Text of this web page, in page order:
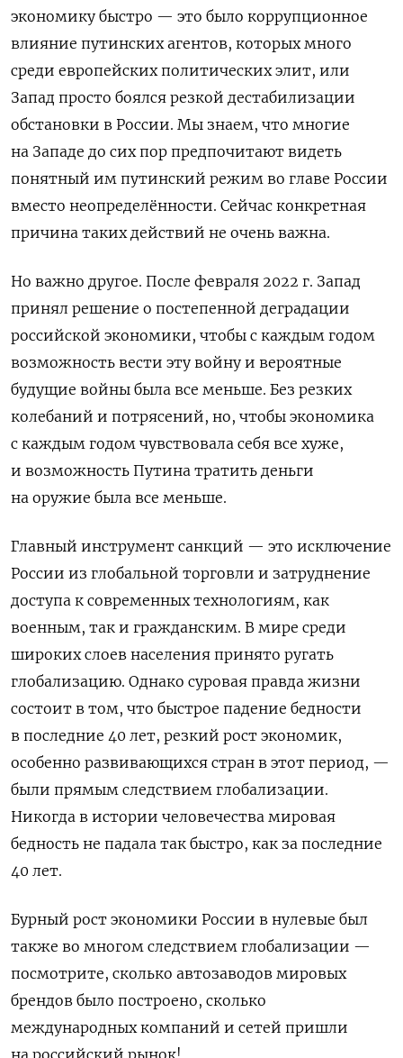
экономику быстро — это было коррупционное
влияние путинских агентов, которых много
среди европейских политических элит, или
Запад просто боялся резкой дестабилизации
обстановки в России. Мы знаем, что многие
на Западе до сих пор предпочитают видеть
понятный им путинский режим во главе России
вместо неопределённости. Сейчас конкретная
причина таких действий не очень важна.
Но важно другое. После февраля 2022 г. Запад
принял решение о постепенной деградации
российской экономики, чтобы с каждым годом
возможность вести эту войну и вероятные
будущие войны была все меньше. Без резких
колебаний и потрясений, но, чтобы экономика
с каждым годом чувствовала себя все хуже,
и возможность Путина тратить деньги
на оружие была все меньше.
Главный инструмент санкций — это исключение
России из глобальной торговли и затруднение
доступа к современных технологиям, как
военным, так и гражданским. В мире среди
широких слоев населения принято ругать
глобализацию. Однако суровая правда жизни
состоит в том, что быстрое падение бедности
в последние 40 лет, резкий рост экономик,
особенно развивающихся стран в этот период, —
были прямым следствием глобализации.
Никогда в истории человечества мировая
бедность не падала так быстро, как за последние
40 лет.
Бурный рост экономики России в нулевые был
также во многом следствием глобализации —
посмотрите, сколько автозаводов мировых
брендов было построено, сколько
международных компаний и сетей пришли